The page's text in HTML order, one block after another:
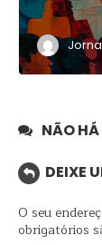
NÃO
DEIXE
O seu
obrigatórios